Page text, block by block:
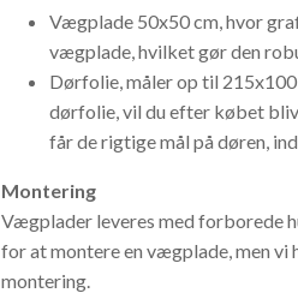
Vægplade 50x50 cm, hvor
vægplade, hvilket gør den
Dørfolie, måler op til 215x100
dørfolie, vil du efter købet
får de rigtige mål på døren,
Montering
Vægplader leveres med forborede
for at montere en vægplade, men
montering.